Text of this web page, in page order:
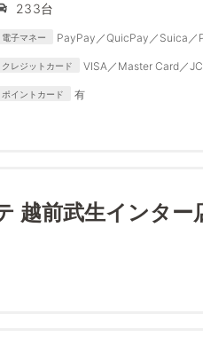
233台
電子マネー PayPay／QuicPay／Suica／
クレジットカード
VISA／Master Card／
ポイントカード 有
越前武生インター